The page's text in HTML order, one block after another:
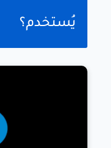
يُستخدم؟